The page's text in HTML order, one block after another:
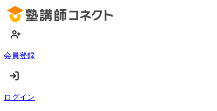
会員登録
ログイン